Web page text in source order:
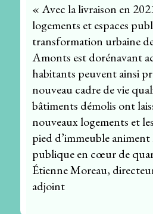
« Avec la livraison en
logements et espaces
transformation urbaine
Amonts est dorénavant
habitants peuvent ainsi
nouveau cadre de vie
bâtiments démolis ont
nouveaux logements et
pied d’immeuble
publique en cœur de
Étienne Moreau,
adjoint